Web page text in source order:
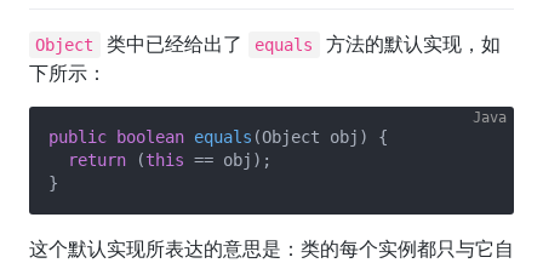
Object 类中已经给出了 equals
方法的默认实现，如
下所示：
public boolean equals (Object obj)
{
return (this == obj);
这个默认实现所表达的意思是：类的每个实例都只与它自